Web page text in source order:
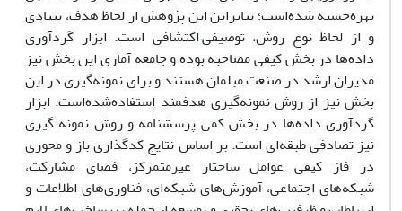
بهره‌جسته شده‌است؛ بنابراین این پژوهش از لحاظ هدف، بنیادی
و از لحاظ نوع روش، توصیفی–اکتشافی است. ابزار گردآوری
داده‌ها در بخش کیفی مصاحبه بوده و جامعه آماری این بخش نیز
مدیران ارشد در صنعت مبلمان هستند و برای نمونه‌گیری در این
بخش نیز از روش نمونه‌گیری هدفمند استفاده‌شده‌است. ابزار
گردآوری داده‌ها در بخش کمی پرسشنامه و روش نمونه گیری
نیز تصادفی طبقه‌ای است. بر اساس نتایج کدگذاری باز و محوری
در فاز کیفی عوامل ساختار غیرمتمرکز، فضای مشارکت،
شبکه‌های اجتماعی، آموزش‌های شبکه‌ای، فناوری‌های اطلاعات و